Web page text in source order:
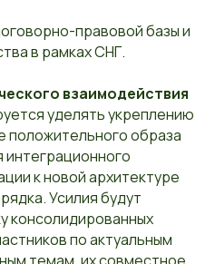
правовой базы и
в рамках СНГ.
взаимодействия
уделять укреплению
положительного образа
к новой архитектуре
Усилия будут
консолидированных
по актуальным